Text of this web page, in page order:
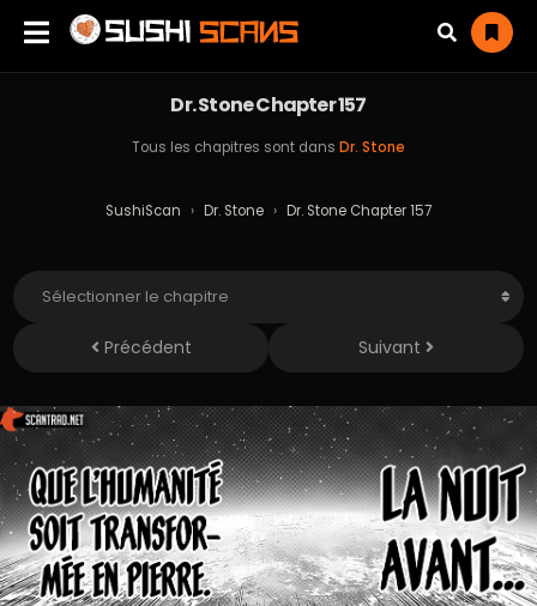
Dr. Stone Chapter 157
Tous les chapitres sont dans Dr. Stone
SushiScan › Dr. Stone › Dr. Stone Chapter 157
Précédent Suivant